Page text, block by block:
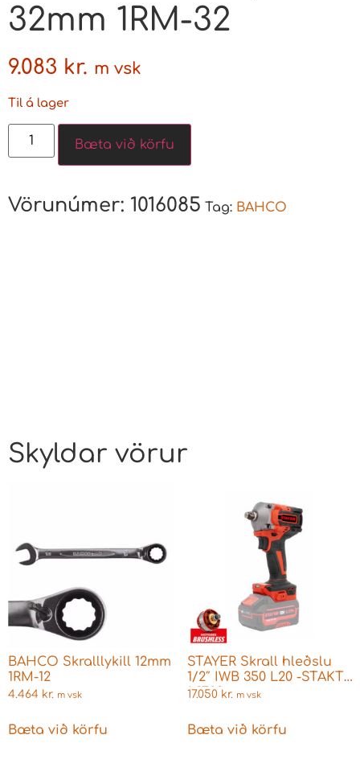
32mm 1RM-32
9.083 kr. m vsk
Til á lager
Bæta við körfu
Vörunúmer: 1016085 Tag: BAHCO
Skyldar vörur
BAHCO Skralllykill 12mm
1RM-12
4.464 kr. m vsk
Bæta við körfu
STAYER Skrall hleðslu
1/2″ IWB 350 L20 -STAKT-
1.3703
17.050 kr. m vsk
Bæta við körfu